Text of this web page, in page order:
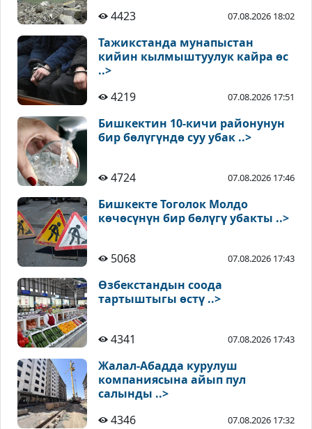
4423 07.08.2026 18:02
Тажикстанда мунапыстан
кийин кылмыштуулук кайра өс
..>
4219
07.08.2026 17:51
Бишкектин 10-кичи районунун
бир бөлүгүндө суу убак ..>
4724 07.08.2026 17:46
Бишкекте Тоголок Молдо
көчөсүнүн бир бөлүгү убакты ..>
5068 07.08.2026 17:43
Өзбекстандын соода
тартыштыгы өстү ..>
4341 07.08.2026 17:43
Жалал-Абадда курулуш
компаниясына айып пул
салынды ..>
4346
07.08.2026 17:32